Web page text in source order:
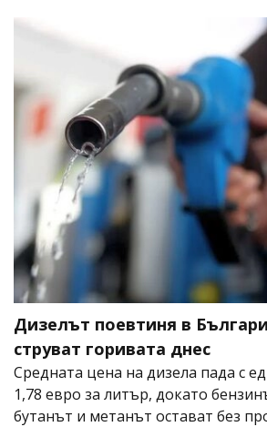
Дизелът поевтиня в
струват горивата днес
Средната цена на дизела пада с
1,78 евро за литър, докато
бутанът и метанът остават без